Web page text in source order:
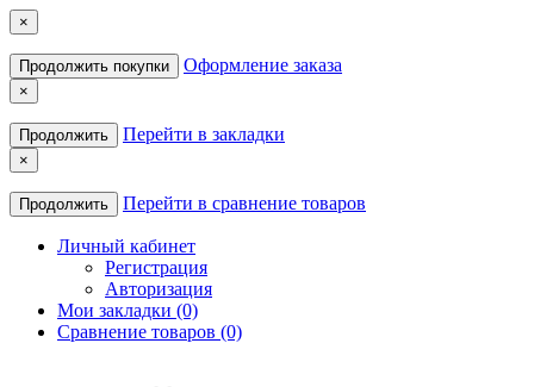
×
Продолжить покупки Оформление заказа
×
Продолжить Перейти в закладки
×
Продолжить Перейти в сравнение товаров
Личный кабинет
Регистрация
Авторизация
Мои закладки (0)
Сравнение товаров (0)